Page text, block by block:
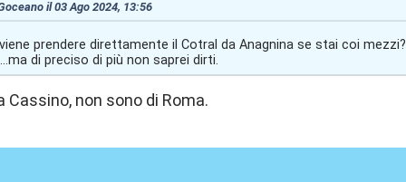
il 03 Ago 2024, 13:56
prendere direttamente il Cotral da Anagnina se stai coi
di preciso di più non saprei dirti.
Cassino, non sono di Roma.